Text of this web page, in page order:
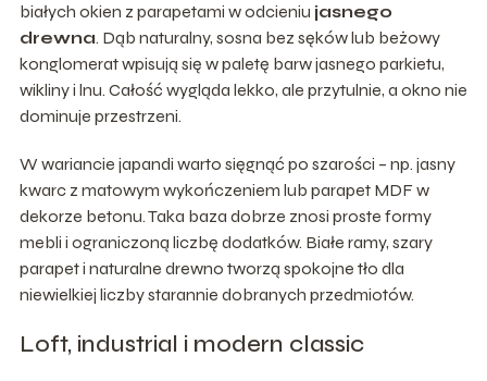
białych okien z parapetami w odcieniu jasnego
drewna. Dąb naturalny, sosna bez sęków lub beżowy
konglomerat wpisują się w paletę barw jasnego parkietu,
wikliny i lnu. Całość wygląda lekko, ale przytulnie, a okno nie
dominuje przestrzeni.
W wariancie japandi warto sięgnąć po szarości – np. jasny
kwarc z matowym wykończeniem lub parapet MDF w
dekorze betonu. Taka baza dobrze znosi proste formy
mebli i ograniczoną liczbę dodatków. Białe ramy, szary
parapet i naturalne drewno tworzą spokojne tło dla
niewielkiej liczby starannie dobranych przedmiotów.
Loft, industrial i modern classic